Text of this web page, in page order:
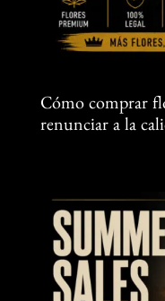
Cómo comprar
renunciar a la